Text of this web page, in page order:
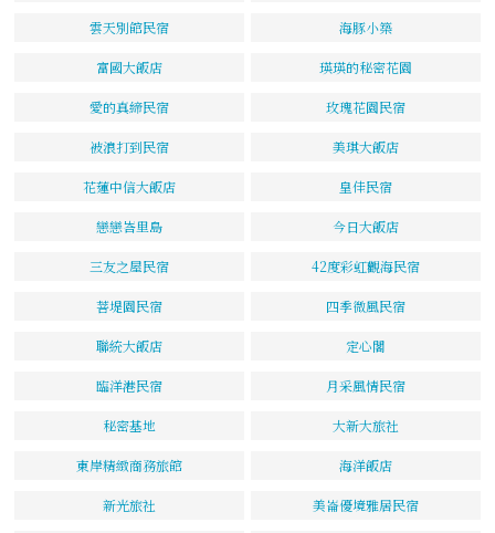
雲天別館民宿 海豚小築
富國大飯店 瑛瑛的秘密花園
愛的真締民宿 玫瑰花園民宿
被浪打到民宿 美琪大飯店
花蓮中信大飯店 皇佳民宿
戀戀峇里島 今日大飯店
三友之屋民宿 42度彩虹觀海民宿
菩堤園民宿 四季微風民宿
聯統大飯店 定心閣
臨洋港民宿 月采風情民宿
秘密基地 大新大旅社
東岸精緻商務旅館 海洋飯店
新光旅社 美崙優境雅居民宿